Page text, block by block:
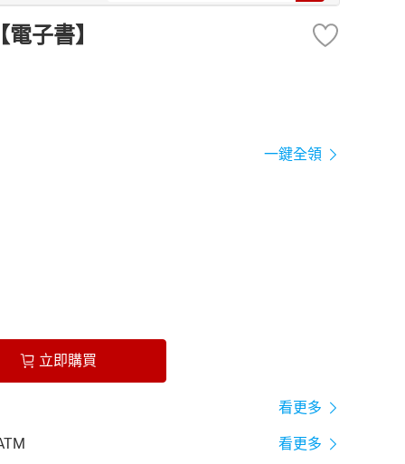
子書】
一鍵全領
立即購買
看更多
看更多